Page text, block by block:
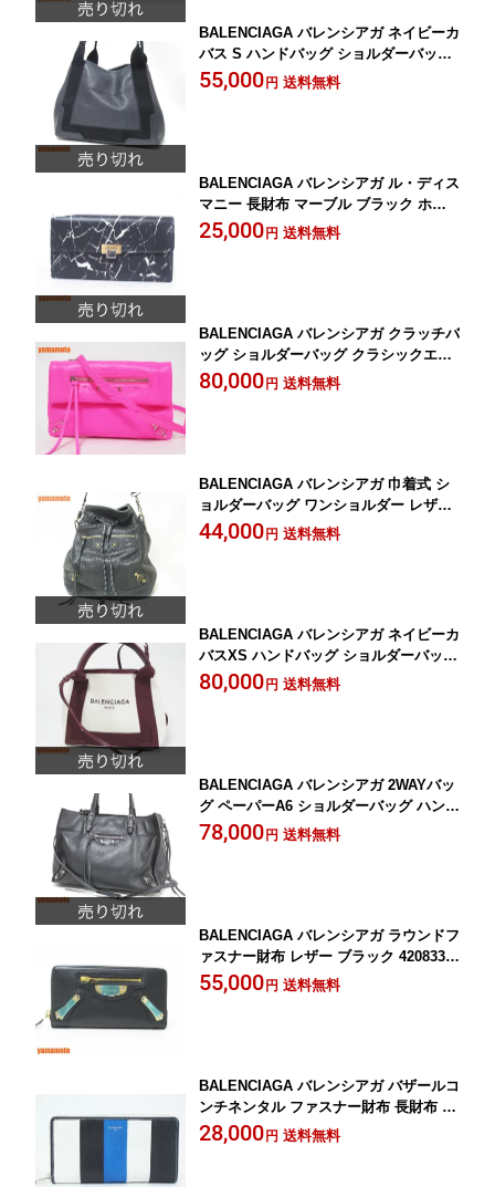
BALENCIAGA バレンシアガ ネイビーカ
バス S ハンドバッグ ショルダーバッグ
レザー ブラック 339933 【中古】
55,000 円 送料無料
BALENCIAGA バレンシアガ ル・ディス
マニー 長財布 マーブル ブラック ホワ
イト カーフ 332247【中古】
25,000 円 送料無料
BALENCIAGA バレンシアガ クラッチバ
ッグ ショルダーバッグ クラシックエン
ベロープショルダー ピンク 431650 新品
同様 【中古】
80,000 円 送料無料
BALENCIAGA バレンシアガ 巾着式 シ
ョルダーバッグ ワンショルダー レザー
ブラック グレー ミラー付き 253604
【中古】
44,000 円 送料無料
BALENCIAGA バレンシアガ ネイビーカ
バスXS ハンドバッグ ショルダーバッグ
キャンバス カーフ ナイロン パープル
ポーチ付き 390346 美品【中古】
80,000 円 送料無料
BALENCIAGA バレンシアガ 2WAYバッ
グ ペーパーA6 ショルダーバッグ ハンド
バッグ ブラック 370926 【中古】
78,000 円 送料無料
BALENCIAGA バレンシアガ ラウンドフ
ァスナー財布 レザー ブラック 420833
新品同様 【中古】
55,000 円 送料無料
BALENCIAGA バレンシアガ バザールコ
ンチネンタル ファスナー財布 長財布 44
3655 【中古】
28,000 円 送料無料